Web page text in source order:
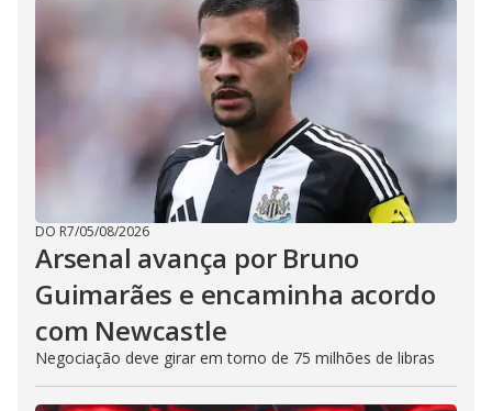
DO R7/05/08/2026
Arsenal avança por Bruno
Guimarães e encaminha acordo
com Newcastle
Negociação deve girar em torno de 75 milhões de libras